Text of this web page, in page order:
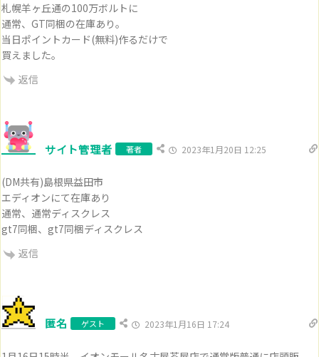
札幌羊ヶ丘通の100万ボルトに
通常、GT同梱の在庫あり。
当日ポイントカード(無料)作るだけで
買えました。
返信
サイト管理者 著者 2023年1月20日 12:25
(DM共有)島根県益田市
エディオンにて在庫あり
通常、通常ディスクレス
gt7同梱、gt7同梱ディスクレス
返信
匿名 ゲスト 2023年1月16日 17:24